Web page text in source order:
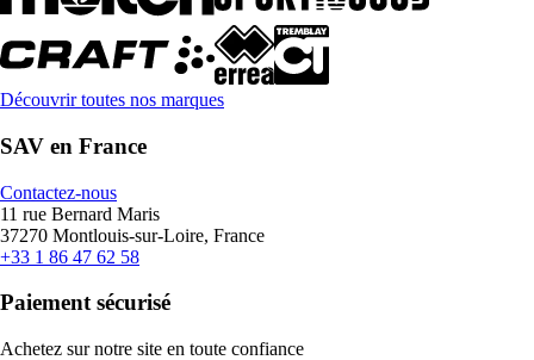
Découvrir toutes nos marques
SAV en France
Contactez-nous
11 rue Bernard Maris
37270 Montlouis-sur-Loire, France
+33 1 86 47 62 58
Paiement sécurisé
Achetez sur notre site en toute confiance